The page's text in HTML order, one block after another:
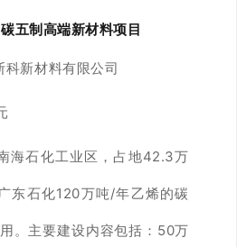
五制高端新材料项目
科新材料有限公司
海石化工业区，占地42.3万
东石化120万吨/年乙烯的碳
。主要建设内容包括：50万